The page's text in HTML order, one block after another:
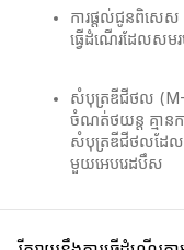
ការផ្តល់ជូនពិសេស
ធ្វើដំណើរដែលសមរ
សំបុត្រឌីជីថល
ចំណត់ថយន្ត គ្មានក
សំបុត្រឌីជីថលដែល
មួយអេបរេដបឹស